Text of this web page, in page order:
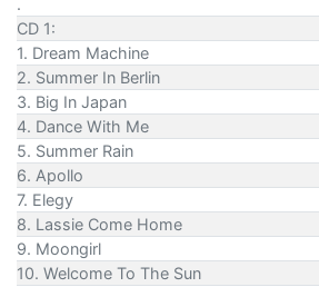
.
CD 1:
1. Dream Machine
2. Summer In Berlin
3. Big In Japan
4. Dance With Me
5. Summer Rain
6. Apollo
7. Elegy
8. Lassie Come Home
9. Moongirl
10. Welcome To The Sun